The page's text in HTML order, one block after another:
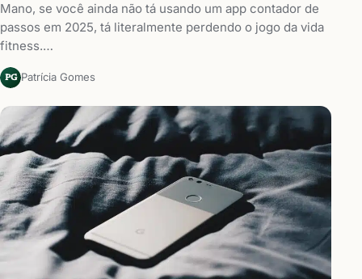
Mano, se você ainda não tá usando um app contador de
passos em 2025, tá literalmente perdendo o jogo da vida
fitness.…
PG Patrícia Gomes